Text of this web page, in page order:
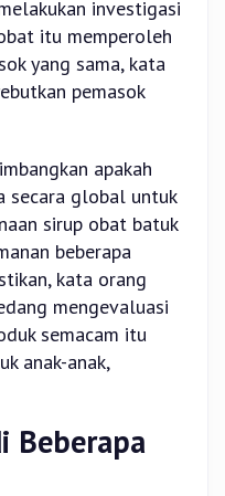
investigasi
itu memperoleh
yang sama, kata
pemasok
apakah
secara global untuk
sirup obat batuk
beberapa
kata orang
mengevaluasi
semacam itu
anak-anak,
Beberapa